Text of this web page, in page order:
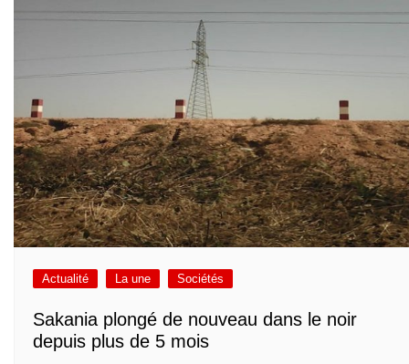
Actualité La une Sociétés
Sakania plongé de nouveau dans le noir
depuis plus de 5 mois